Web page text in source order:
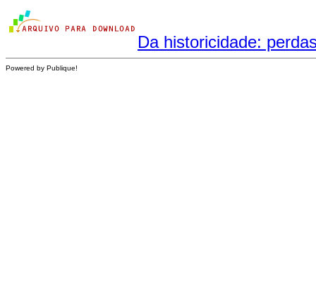
Da historicidade:
Powered by Publique!